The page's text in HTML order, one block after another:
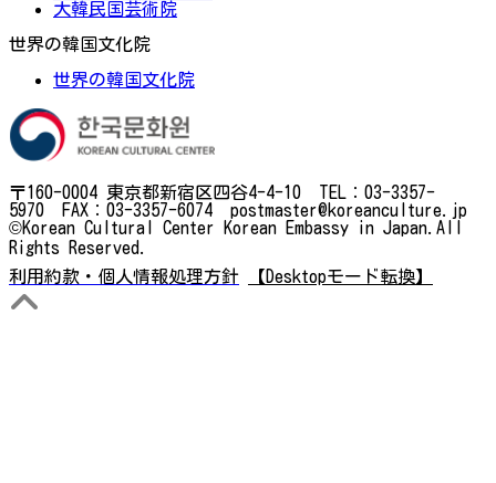
大韓民国芸術院
世界の韓国文化院
世界の韓国文化院
〒160-0004 東京都新宿区四谷4-4-10 TEL：03-3357-
5970 FAX：03-3357-6074 postmaster@koreanculture.jp
©Korean Cultural Center Korean Embassy in Japan.All
Rights Reserved.
利用約款・個人情報処理方針
【Desktopモード転換】